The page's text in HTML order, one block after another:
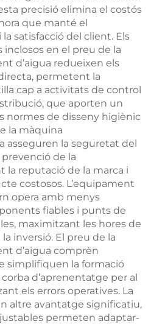
precisió elimina el costós
que manté el
satisfacció del client. Els
en el preu de la
d’aigua redueixen els
permetent la
cap a activitats de control
que aporten un
normes de disseny higiènic
la màquina
asseguren la seguretat del
de la
reputació de la marca i
costosos. L’equipament
opera amb menys
fiables i punts de
maximitzant les hores de
inversió. El preu de la
d’aigua comprèn
simplifiquen la formació
d’aprenentatge per al
els errors operatives. La
altre avantatge significatiu,
permeten adaptar-